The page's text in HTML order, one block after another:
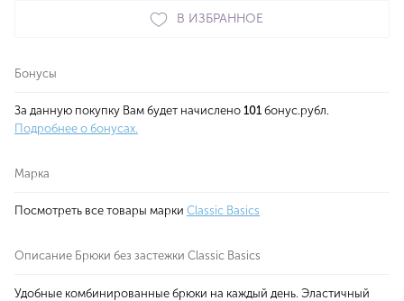
В ИЗБРАННОЕ
Бонусы
За данную покупку Вам будет начислено 101 бонус.рубл.
Подробнее о бонусах.
Марка
Посмотреть все товары марки Classic Basics
Описание Брюки без застежки Classic Basics
Удобные комбинированные брюки на каждый день. Эластичный